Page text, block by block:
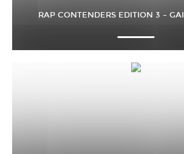
RAP CONTENDERS EDITION 3 –